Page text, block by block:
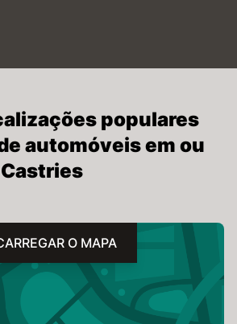
populares
automóveis em ou
O MAPA